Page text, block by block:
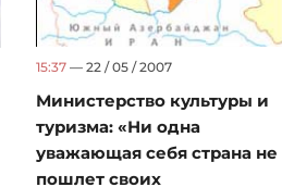
15:37 — 22 / 05 / 2007
Министерство культуры и
туризма: «Ни одна
уважающая себя страна не
пошлет своих